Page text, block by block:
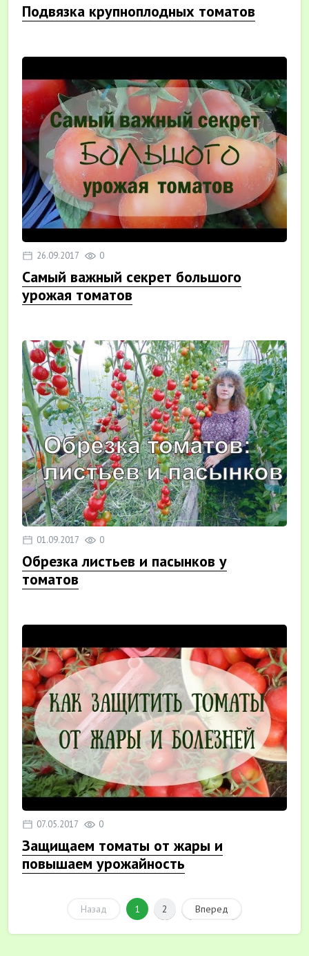
Подвязка крупноплодных томатов
26.09.2017 0
Самый важный секрет большого
урожая томатов
01.09.2017 0
Обрезка листьев и пасынков у
томатов
07.05.2017 0
Защищаем томаты от жары и
повышаем урожайность
Назад 1 2 Вперед